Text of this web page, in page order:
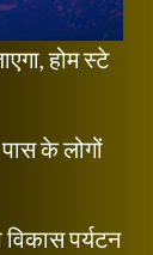
होम स्टे
के लोगों
पर्यटन